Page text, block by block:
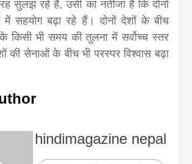
सुलझ रहे हैं, उसी का नतीजा है कि दोनों
में सहयोग बढ़ा रहे हैं। दोनों देशों के बीच
किसी भी समय की तुलना में सर्वोच्च स्तर
की सेनाओं के बीच भी परस्पर विश्वास बढ़ा
hindimagazine nepal